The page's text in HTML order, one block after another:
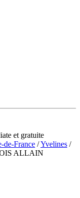
et gratuite
de-France /Yvelines /
ALLAIN